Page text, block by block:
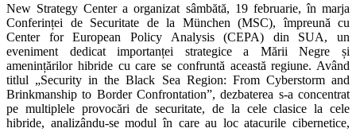
New Strategy Center a organizat sâmbătă, 19 februarie, în marja
Conferinței de Securitate de la München (MSC), împreună cu
Center for European Policy Analysis (CEPA) din SUA, un
eveniment dedicat importanței strategice a Mării Negre și
amenințărilor hibride cu care se confruntă această regiune. Având
titlul „Security in the Black Sea Region: From Cyberstorm and
Brinkmanship to Border Confrontation”, dezbaterea s-a concentrat
pe multiplele provocări de securitate, de la cele clasice la cele
hibride, analizându-se modul în care au loc atacurile cibernetice,